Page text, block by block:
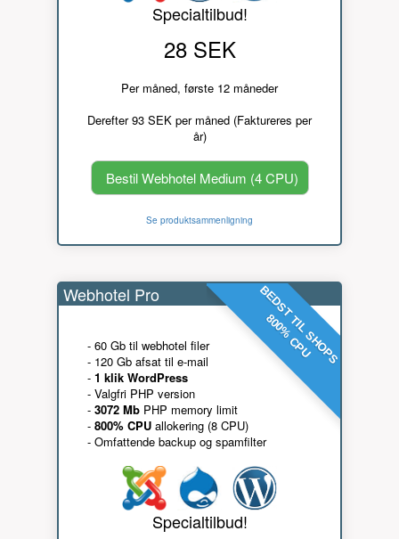
Specialtilbud!
28 SEK
Per måned, første 12 måneder
Derefter 93 SEK per måned (Faktureres per
år)
Bestil Webhotel Medium (4 CPU)
Se produktsammenligning
BEDST TIL SHOPS
800% CPU
Webhotel Pro
- 60 Gb til webhotel filer
- 120 Gb afsat til e-mail
- 1 klik WordPress
- Valgfri PHP version
- 3072 Mb PHP memory limit
- 800% CPU allokering (8 CPU)
- Omfattende backup og spamfilter
Specialtilbud!